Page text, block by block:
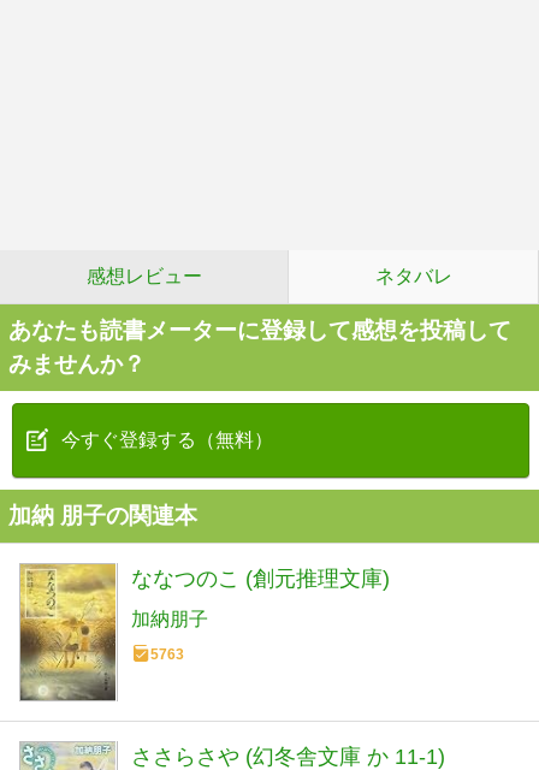
感想レビュー ネタバレ
あなたも読書メーターに登録して感想を投稿して
みませんか？
今すぐ登録する（無料）
加納 朋子の関連本
ななつのこ (創元推理文庫)
加納朋子
5763
ささらさや (幻冬舎文庫 か 11-1)